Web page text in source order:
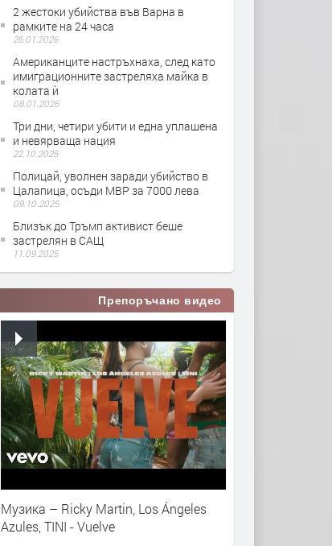
2 жестоки убийства във Варна в
рамките на 24 часа
26.01.2026
Американците настръхнаха, след като
имиграционните застреляха майка в
колата ѝ
08.01.2026
Три дни, четири убити и една уплашена
и невярваща нация
22.10.2025
Полицай, уволнен заради убийство в
Цалапица, осъди МВР за 7000 лева
09.10.2025
Близък до Тръмп активист беше
застрелян в САЩ
11.09.2025
Препоръчано видео
Музика – Ricky Martin, Los Ángeles
Azules, TINI - Vuelve